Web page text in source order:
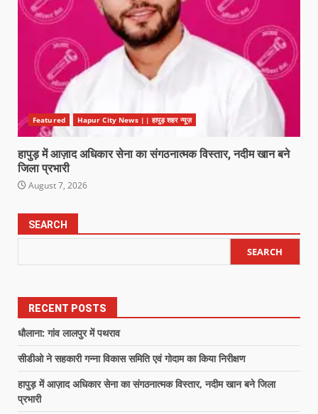
Featured Hapur City News || हापुड़ शहर न्यूज़
हापुड़ में आज़ाद अधिकार सेना का संगठनात्मक विस्तार, नदीम खान बने
जिला प्रभारी
August 7, 2026
SEARCH
SEARCH
RECENT POSTS
धौलाना: गांव लालपुर में पथराव
सीडीओ ने सहकारी गन्ना विकास समिति एवं गोदाम का किया निरीक्षण
हापुड़ में आज़ाद अधिकार सेना का संगठनात्मक विस्तार, नदीम खान बने जिला
प्रभारी